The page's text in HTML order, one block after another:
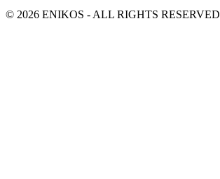
© 2026 ENIKOS - ALL RIGHTS RESERVED